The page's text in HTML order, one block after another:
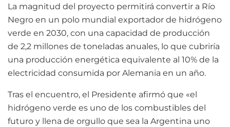
La magnitud del proyecto permitirá convertir a Río
Negro en un polo mundial exportador de hidrógeno
verde en 2030, con una capacidad de producción
de 2,2 millones de toneladas anuales, lo que cubriría
una producción energética equivalente al 10% de la
electricidad consumida por Alemania en un año.
Tras el encuentro, el Presidente afirmó que «el
hidrógeno verde es uno de los combustibles del
futuro y llena de orgullo que sea la Argentina uno